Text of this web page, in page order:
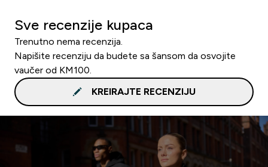
Sve recenzije kupaca
Trenutno nema recenzija.
Napišite recenziju da budete sa šansom da osvojite
vaučer od KM100.
KREIRAJTE RECENZIJU